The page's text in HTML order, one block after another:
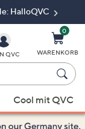
HalloQVC
QVC
0
WARENKORB
Cool mit QVC